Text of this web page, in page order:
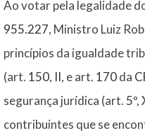
Ao votar pela legalidade
955.227, Ministro Luiz
princípios da igualdade
(art. 150, II, e art. 170da
segurança jurídica (art. 5º,
contribuintes que se